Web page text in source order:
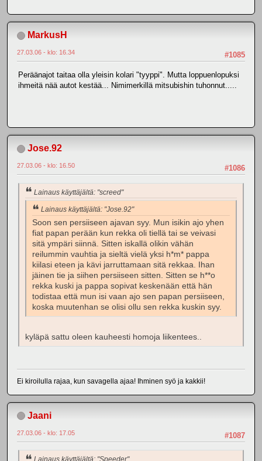
MarkusH
#1085
27.03.06 - klo: 16.34
Peräänajot taitaa olla yleisin kolari "tyyppi". Mutta loppuenlopuksi
ihmeitä nää autot kestää... Nimimerkillä mitsubishin tuhonnut.....
Jose.92
#1086
27.03.06 - klo: 16.50
Lainaus käyttäjältä: "screed"
Lainaus käyttäjältä: "Jose.92"
Soon sen persiiseen ajavan syy. Mun isikin ajo yhen
fiat papan perään kun rekka oli tiellä tai se veivasi
sitä ympäri siinnä. Sitten iskallä olikin vähän
reilummin vauhtia ja sieltä vielä yksi h*m* pappa
kiilasi eteen ja kävi jarruttamaan sitä rekkaa. Ihan
jäinen tie ja siihen persiiseen sitten. Sitten se h**o
rekka kuski ja pappa sopivat keskenään että hän
todistaa että mun isi vaan ajo sen papan persiiseen,
koska muutenhan se olisi ollu sen rekka kuskin syy.
kyläpä sattu oleen kauheesti homoja liikentees..
Ei kiroilulla rajaa, kun savagella ajaa! Ihminen syö ja kakkii!
Jaani
#1087
27.03.06 - klo: 17.05
Lainaus käyttäjältä: "Speeder"